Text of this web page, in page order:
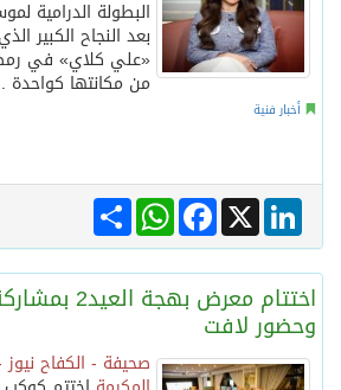
بعد النجاح الكبير
«علي كلاي» في
من مكانتها كواحدة
أخبار فنية
Share
WhatsAppFacebook X
LinkedIn
وحضور لافت
صحيفة - الكفاح